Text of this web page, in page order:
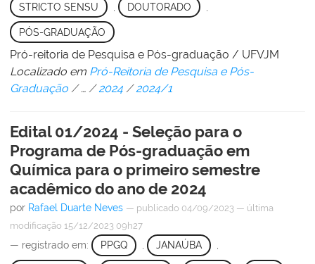
STRICTO SENSU DOUTORADO
PÓS-GRADUAÇÃO
Pró-reitoria de Pesquisa e Pós-graduação / UFVJM
Localizado em Pró-Reitoria de Pesquisa e Pós-
Graduação /… /2024 /2024/1
Edital 01/2024 - Seleção para o
Programa de Pós-graduação em
Química para o primeiro semestre
acadêmico do ano de 2024
por Rafael Duarte Neves — publicado 04/09/2023 — última
modificação 15/12/2023 09h27
— registrado em: PPGQ , JANAÚBA ,